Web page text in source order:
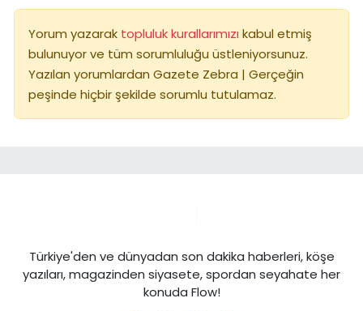
Yorum yazarak topluluk kurallarımızı kabul etmiş
bulunuyor ve tüm sorumluluğu üstleniyorsunuz.
Yazılan yorumlardan Gazete Zebra | Gerçeğin
peşinde hiçbir şekilde sorumlu tutulamaz.
Türkiye'den ve dünyadan son dakika haberleri, köşe
yazıları, magazinden siyasete, spordan seyahate her
konuda Flow!